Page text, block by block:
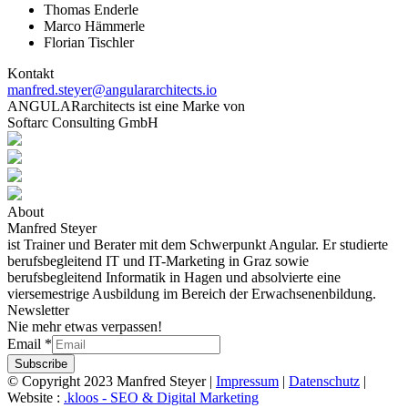
Thomas Enderle
Marco Hämmerle
Florian Tischler
Kontakt
manfred.steyer@angulararchitects.io
ANGULARarchitects ist eine Marke von
Softarc Consulting GmbH
About
Manfred Steyer
ist Trainer und Berater mit dem Schwerpunkt Angular. Er studierte
berufsbegleitend IT und IT-Marketing in Graz sowie
berufsbegleitend Informatik in Hagen und absolvierte eine
viersemestrige Ausbildung im Bereich der Erwachsenenbildung.
Newsletter
Nie mehr etwas verpassen!
Email *
Subscribe
© Copyright 2023 Manfred Steyer | Impressum | Datenschutz |
Website : .kloos - SEO & Digital Marketing